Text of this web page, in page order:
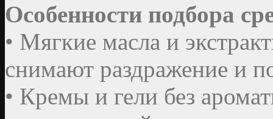
Особенности подбора
• Мягкие масла и
снимают раздражение и
• Кремы и гели без